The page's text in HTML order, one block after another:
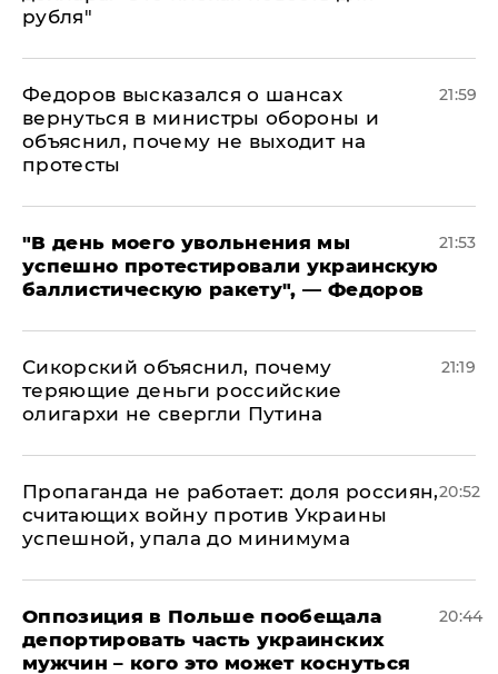
рубля"
Федоров высказался о шансах
вернуться в министры обороны и
объяснил, почему не выходит на
протесты
21:59
​"В день моего увольнения мы
успешно протестировали украинскую
баллистическую ракету", — Федоров
21:53
Сикорский объяснил, почему
теряющие деньги российские
олигархи не свергли Путина
21:19
​Пропаганда не работает: доля россиян,
считающих войну против Украины
успешной, упала до минимума
20:52
Оппозиция в Польше пообещала
депортировать часть украинских
мужчин – кого это может коснуться
20:44